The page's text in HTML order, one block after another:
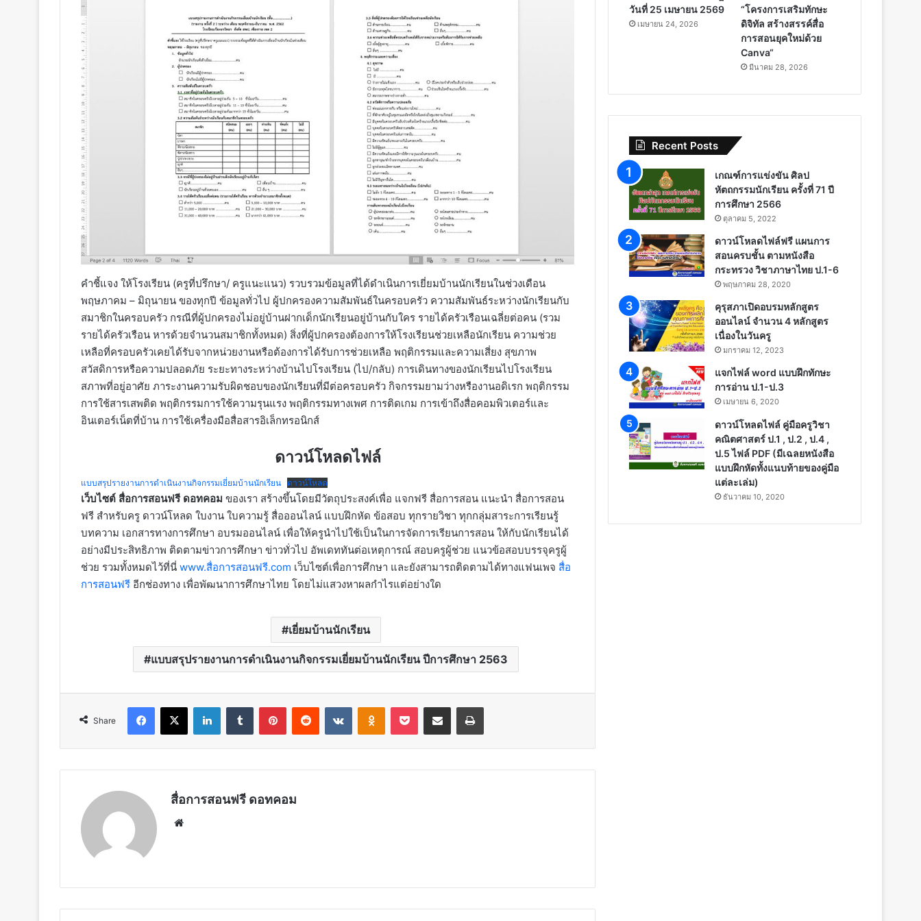
คำชี้แจง ให้โรงเรียน (ครูที่ปรึกษา/ ครูแนะแนว) รวบรวมข้อมูลที่ได้ดำเนินการเยี่ยมบ้านนักเรียนในช่วงเดือน
พฤษภาคม – มิถุนายน ของทุกปี ข้อมูลทั่วไป ผู้ปกครองความสัมพันธ์ในครอบครัว ความสัมพันธ์ระหว่างนักเรียนกับ
สมาชิกในครอบครัว กรณีที่ผู้ปกครองไม่อยู่บ้านฝากเด็กนักเรียนอยู่บ้านกับใคร รายได้ครัวเรือนเฉลี่ยต่อคน (รวม
รายได้ครัวเรือน หารด้วยจำนวนสมาชิกทั้งหมด) สิ่งที่ผู้ปกครองต้องการให้โรงเรียนช่วยเหลือนักเรียน ความช่วย
เหลือที่ครอบครัวเคยได้รับจากหน่วยงานหรือต้องการได้รับการช่วยเหลือ พฤติกรรมและความเสี่ยง สุขภาพ
สวัสดิการหรือความปลอดภัย ระยะทางระหว่างบ้านไปโรงเรียน (ไป/กลับ) การเดินทางของนักเรียนไปโรงเรียน
สภาพที่อยู่อาศัย ภาระงานความรับผิดชอบของนักเรียนที่มีต่อครอบครัว กิจกรรมยามว่างหรืองานอดิเรก พฤติกรรม
การใช้สารเสพติด พฤติกรรมการใช้ความรุนแรง พฤติกรรมทางเพศ การติดเกม การเข้าถึงสื่อคอมพิวเตอร์และ
อินเตอร์เน็ตที่บ้าน การใช้เครื่องมือสื่อสารอิเล็กทรอนิกส์
ดาวน์โหลดไฟล์
แบบสรุปรายงานการดำเนินงานกิจกรรมเยี่ยมบ้านนักเรียน ดาวน์โหลด
เว็บไซต์ สื่อการสอนฟรี ดอทคอม ของเรา สร้างขึ้นโดยมีวัตถุประสงค์เพื่อ แจกฟรี สื่อการสอน แนะนำ สื่อการสอน
ฟรี สำหรับครู ดาวน์โหลด ใบงาน ใบความรู้ สื่อออนไลน์ แบบฝึกหัด ข้อสอบ ทุกรายวิชา ทุกกลุ่มสาระการเรียนรู้
บทความ เอกสารทางการศึกษา อบรมออนไลน์ เพื่อให้ครูนำไปใช้เป็นในการจัดการเรียนการสอน ให้กับนักเรียนได้
อย่างมีประสิทธิภาพ ติดตามข่าวการศึกษา ข่าวทั่วไป อัพเดททันต่อเหตุการณ์ สอบครูผู้ช่วย แนวข้อสอบบรรจุครูผู้
ช่วย รวมทั้งหมดไว้ที่นี่ www.สื่อการสอนฟรี.com เว็บไซต์เพื่อการศึกษา และยังสามารถติดตามได้ทางแฟนเพจ สื่อ
การสอนฟรี อีกช่องทาง เพื่อพัฒนาการศึกษาไทย โดยไม่แสวงหาผลกำไรแต่อย่างใด
เยี่ยมบ้านนักเรียน
แบบสรุปรายงานการดำเนินงานกิจกรรมเยี่ยมบ้านนักเรียน ปีการศึกษา 2563
Share
Facebook
X LinkedInTumblr PinterestReddit VKontakteOdnoklassniki
Pocket Share via Email Print
สื่อการสอนฟรี ดอทคอม
วันที่ 25 เมษายน 2569
เมษายน 24, 2026
“โครงการเสริมทักษะ
ดิจิทัล สร้างสรรค์สื่อ
การสอนยุคใหม่ด้วย
Canva“
มีนาคม 28, 2026
Recent Posts
เกณฑ์การแข่งขัน ศิลป
หัตถกรรมนักเรียน ครั้งที่ 71 ปี
การศึกษา 2566
ตุลาคม 5, 2022
ดาวน์โหลดไฟล์ฟรี แผนการ
สอนครบชั้น ตามหนังสือ
กระทรวง วิชาภาษาไทย ป.1-6
พฤษภาคม 28, 2020
คุรุสภาเปิดอบรมหลักสูตร
ออนไลน์ จำนวน 4 หลักสูตร
เนื่องในวันครู
มกราคม 12, 2023
แจกไฟล์ word แบบฝึกทักษะ
การอ่าน ป.1-ป.3
เมษายน 6, 2020
ดาวน์โหลดไฟล์ คู่มือครูวิชา
คณิตศาสตร์ ป.1 , ป.2 , ป.4 ,
ป.5 ไฟล์ PDF (มีเฉลยหนังสือ
แบบฝึกหัดทั้งแนบท้ายของคู่มือ
แต่ละเล่ม)
ธันวาคม 10, 2020